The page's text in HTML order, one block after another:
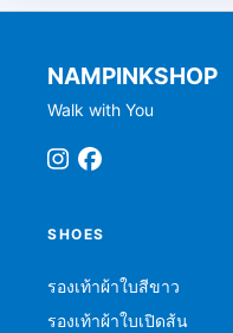
NAMPINKSHOP
Walk with You
SHOES
รองเท้าผ้าใบสีขาว
รองเท้าผ้าใบเปิดส้น